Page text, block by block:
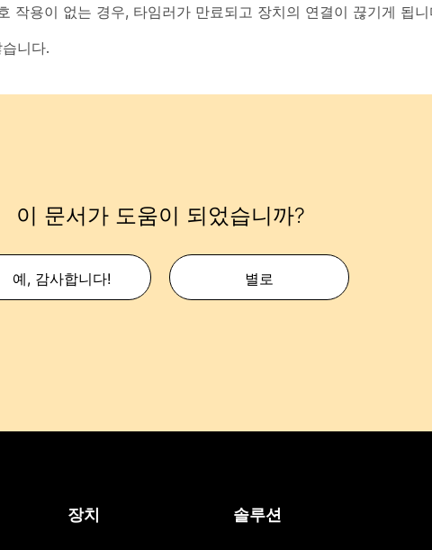
작용이 없는 경우, 타임러가 만료되고 장치의 연결이 끊기게 됩니
니다.
이 문서가 도움이 되었습니까?
예, 감사합니다! 별로
장치 솔루션